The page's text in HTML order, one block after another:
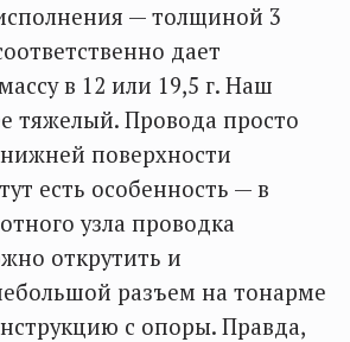
— толщиной 3
дает
в 12 или 19,5 г. Наш
тяжелый. Провода просто
поверхности
есть особенность — в
узла проводка
открутить и
разъем на тонарме
с опоры. Правда,